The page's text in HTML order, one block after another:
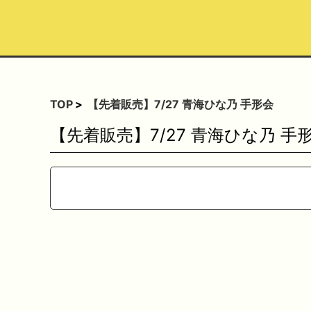
TOP 【先着販売】7/27 青海ひな乃 手形会
【先着販売】7/27 青海ひな乃 手